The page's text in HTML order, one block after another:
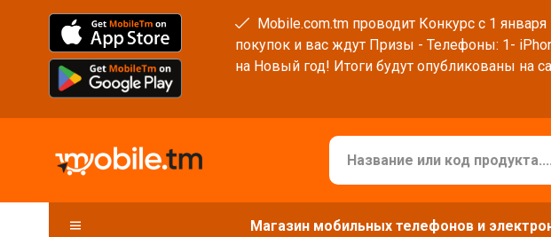
Mobile.com.tm проводит Конкурс с 1
покупок и вас ждут Призы - Телефоны: 1-
на Новый год! Итоги будут опубликованы на
Магазин мобильных телефонов и